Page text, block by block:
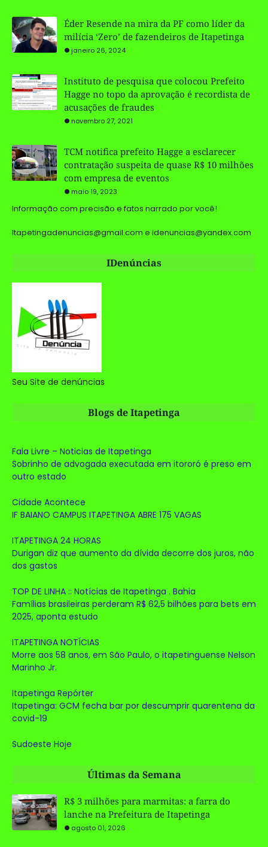
Éder Resende na mira da PF como líder da
milícia ‘Zero’ de fazendeiros de Itapetinga
janeiro 26, 2024
Instituto de pesquisa que colocou Prefeito
Hagge no topo da aprovação é recordista de
acusações de fraudes
novembro 27, 2021
TCM notifica prefeito Hagge a esclarecer
contratação suspeita de quase R$ 10 milhões
com empresa de eventos
maio 19, 2023
Informação com precisão e fatos narrado por você!
Itapetingadenuncias@gmail.com e idenuncias@yandex.com
IDenúncias
Seu Site de denúncias
Blogs de Itapetinga
Fala Livre – Noticias de Itapetinga
Sobrinho de advogada executada em itororó é preso em
outro estado
Cidade Acontece
IF BAIANO CAMPUS ITAPETINGA ABRE 175 VAGAS
ITAPETINGA 24 HORAS
Durigan diz que aumento da dívida decorre dos juros, não
dos gastos
TOP DE LINHA :: Notícias de Itapetinga . Bahia
Famílias brasileiras perderam R$ 62,5 bilhões para bets em
2025, aponta estudo
ITAPETINGA NOTÍCIAS
Morre aos 58 anos, em São Paulo, o itapetinguense Nelson
Marinho Jr.
Itapetinga Repórter
Itapetinga: GCM fecha bar por descumprir quarentena da
covid-19
Sudoeste Hoje
Últimas da Semana
R$ 3 milhões para marmitas: a farra do
lanche na Prefeitura de Itapetinga
agosto 01, 2026